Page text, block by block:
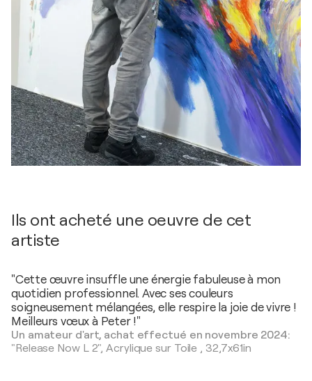
Ils ont acheté une oeuvre de cet
artiste
"Cette œuvre insuffle une énergie fabuleuse à mon
quotidien professionnel. Avec ses couleurs
soigneusement mélangées, elle respire la joie de vivre !
Meilleurs vœux à Peter !"
Un amateur d'art, achat effectué en novembre 2024:
"Release Now L 2",Acrylique sur Toile , 32,7x61in